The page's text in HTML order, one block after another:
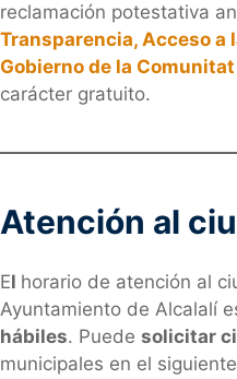
reclamación potestativa
Transparencia, Acceso a
Gobierno de la
carácter gratuito.
Atención al
El horario de atención al
Ayuntamiento de Alcalalí
hábiles. Puede solicitar
municipales en el